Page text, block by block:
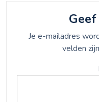
Je e-mailadres
velden